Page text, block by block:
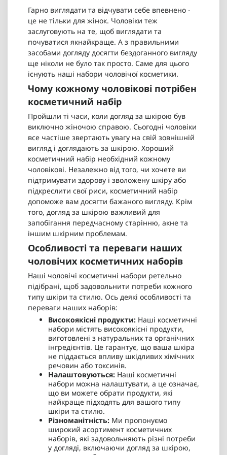
доглянутого
вигляду та
вирішити
такі пробле..
дня, але при
цьому
виглядатиме
природно?
Тоді тобі
точно варто
освоїти..
токсинів та
речовин. ..
Гарно виглядати та відчувати себе впевнено -
це не тільки для жінок. Чоловіки теж
заслуговують на те, щоб виглядати та
почуватися якнайкраще. А з правильними
засобами догляду досягти бездоганного вигляду
ще ніколи не було так просто. Саме для цього
існують наші набори чоловічої косметики.
Чому кожному чоловікові потрібен
косметичний набір
Пройшли ті часи, коли догляд за шкірою був
виключно жіночою справою. Сьогодні чоловіки
все частіше звертають увагу на свій зовнішній
вигляд і доглядають за шкірою. Хороший
косметичний набір необхідний кожному
чоловікові. Незалежно від того, чи хочете ви
підтримувати здорову і зволожену шкіру або
підкреслити свої риси, косметичний набір
допоможе вам досягти бажаного вигляду. Крім
того, догляд за шкірою важливий для
запобігання передчасному старінню, акне та
іншим шкірним проблемам.
Особливості та переваги наших
чоловічих косметичних наборів
Наші чоловічі косметичні набори ретельно
підібрані, щоб задовольнити потреби кожного
типу шкіри та стилю. Ось деякі особливості та
переваги наших наборів:
Високоякісні продукти: Наші косметичні
набори містять високоякісні продукти,
виготовлені з натуральних та органічних
інгредієнтів. Це гарантує, що ваша шкіра
не піддається впливу шкідливих хімічних
речовин або токсинів.
Налаштовуються: Наші косметичні
набори можна налаштувати, а це означає,
що ви можете обрати продукти, які
найкраще підходять для вашого типу
шкіри та стилю.
Різноманітність: Ми пропонуємо
широкий асортимент косметичних
наборів, які задовольняють різні потреби
у догляді, включаючи догляд за шкірою,